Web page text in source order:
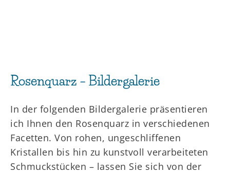
Rosenquarz – Bildergalerie
In der folgenden Bildergalerie präsentieren
ich Ihnen den Rosenquarz in verschiedenen
Facetten. Von rohen, ungeschliffenen
Kristallen bis hin zu kunstvoll verarbeiteten
Schmuckstücken – lassen Sie sich von der